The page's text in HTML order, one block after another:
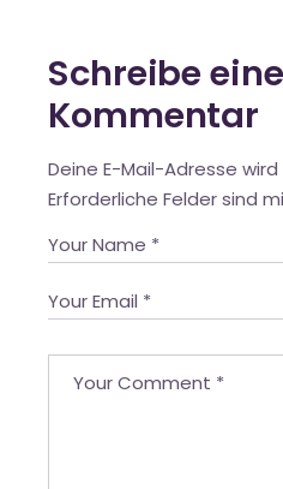
Schreibe
Kommentar
Deine E-Mail-Adresse
Erforderliche Felder sind